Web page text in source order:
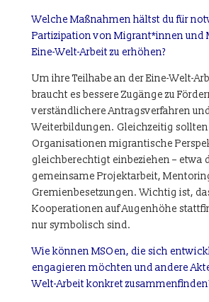
Welche Maßnahmen hältst du für
Partizipation von Migrant*innen und
Eine-Welt-Arbeit zu erhöhen?
Um ihre Teilhabe an der Eine-Welt-
braucht es bessere Zugänge zu
verständlichere Antragsverfahren
Weiterbildungen. Gleichzeitig
Organisationen migrantische
gleichberechtigt einbeziehen – etwa
gemeinsame Projektarbeit,
Gremienbesetzungen. Wichtig ist,
Kooperationen auf Augenhöhe
nur symbolisch sind.
Wie können MSOen, die sich
engagieren möchten und andere
Welt-Arbeit konkret